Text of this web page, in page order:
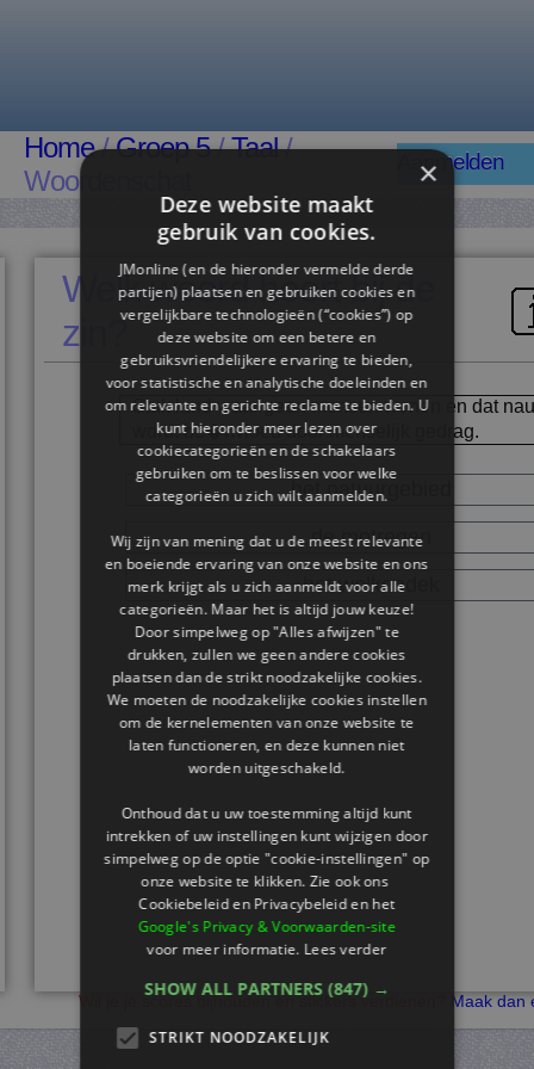
Home/Groep 5/Taal/
Woordenschat
Aanmelden
Welk woord hoort bij de
zin?
Stuk land waar geen mensen wonen en dat
wordt be�nvloed door menselijk gedrag.
het natuurgebied
de motregen
het wolkendek
Wil je je scores bijhouden en stickers verdienen? Maak dan
×
Deze website maakt
gebruik van cookies.
JMonline (en de hieronder vermelde derde
partijen) plaatsen en gebruiken cookies en
vergelijkbare technologieën (“cookies”) op
deze website om een ​​betere en
gebruiksvriendelijkere ervaring te bieden,
voor statistische en analytische doeleinden en
om relevante en gerichte reclame te bieden. U
kunt hieronder meer lezen over
cookiecategorieën en de schakelaars
gebruiken om te beslissen voor welke
categorieën u zich wilt aanmelden.
Wij zijn van mening dat u de meest relevante
en boeiende ervaring van onze website en ons
merk krijgt als u zich aanmeldt voor alle
categorieën. Maar het is altijd jouw keuze!
Door simpelweg op "Alles afwijzen" te
drukken, zullen we geen andere cookies
plaatsen dan de strikt noodzakelijke cookies.
We moeten de noodzakelijke cookies instellen
om de kernelementen van onze website te
laten functioneren, en deze kunnen niet
worden uitgeschakeld.
Onthoud dat u uw toestemming altijd kunt
intrekken of uw instellingen kunt wijzigen door
simpelweg op de optie "cookie-instellingen" op
onze website te klikken. Zie ook ons ​​
Cookiebeleid en Privacybeleid en het
Google's Privacy & Voorwaarden-site
voor meer informatie.Lees verder
SHOW ALL PARTNERS (847) →
STRIKT NOODZAKELIJK